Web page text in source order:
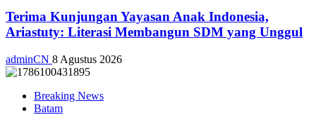
Terima Kunjungan Yayasan Anak Indonesia,
Ariastuty: Literasi Membangun SDM yang Unggul
adminCN 8 Agustus 2026
Breaking News
Batam